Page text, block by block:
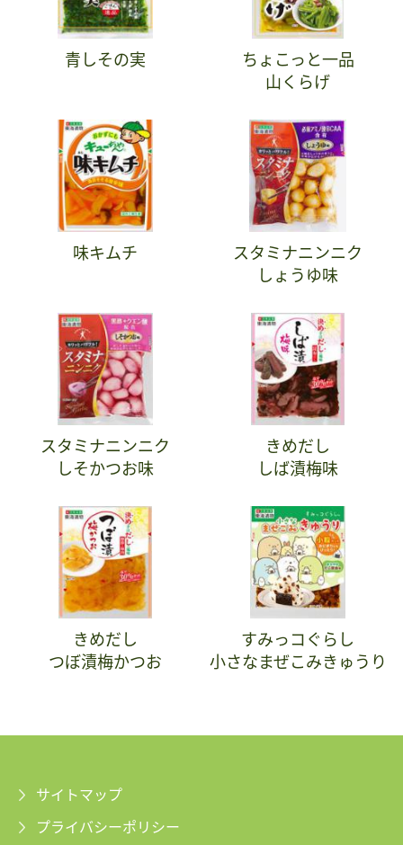
青しその実
ちょこっと一品
山くらげ
味キムチ
スタミナニンニク
しょうゆ味
スタミナニンニク
しそかつお味
きめだし
しば漬梅味
きめだし
つぼ漬梅かつお
すみっコぐらし
小さなまぜこみきゅうり
サイトマップ
プライバシーポリシー